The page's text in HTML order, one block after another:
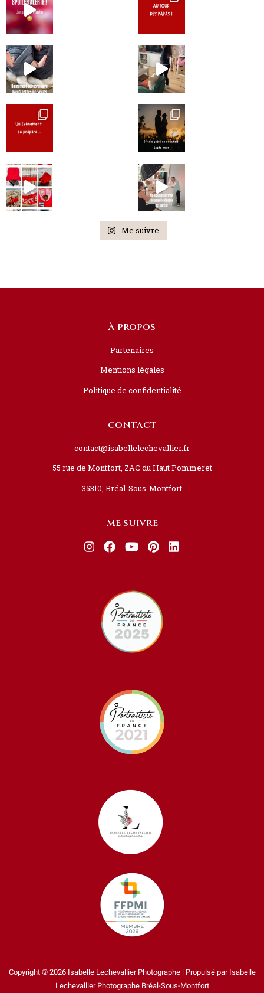
Me suivre
À PROPOS
Partenaires
Mentions légales
Politique de confidentialité
CONTACT
contact@isabellelechevallier.fr
55 rue de Montfort, ZAC du Haut Pommeret
35310, Bréal-Sous-Montfort
ME SUIVRE
Copyright © 2026 Isabelle Lechevallier Photographe | Propulsé par Isabelle
Lechevallier Photographe Bréal-Sous-Montfort